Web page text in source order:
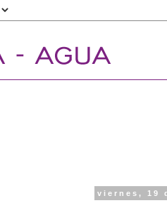
viernes, 19